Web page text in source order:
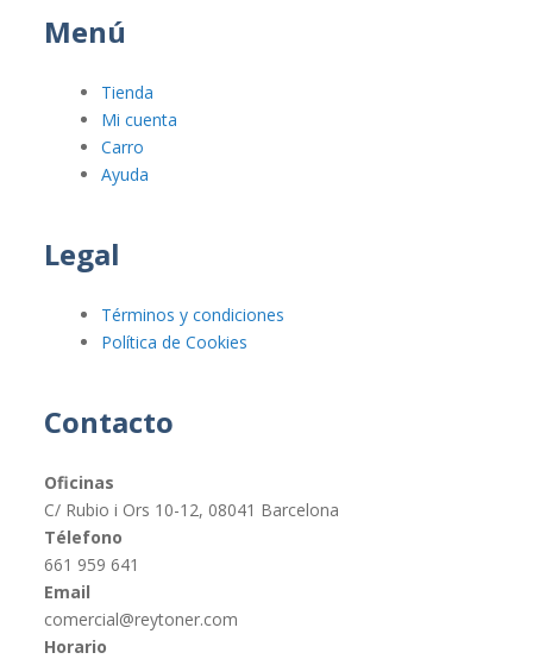
Menú
Tienda
Mi cuenta
Carro
Ayuda
Legal
Términos y condiciones
Política de Cookies
Contacto
Oficinas
C/ Rubio i Ors 10-12, 08041 Barcelona
Télefono
661 959 641
Email
comercial@reytoner.com
Horario